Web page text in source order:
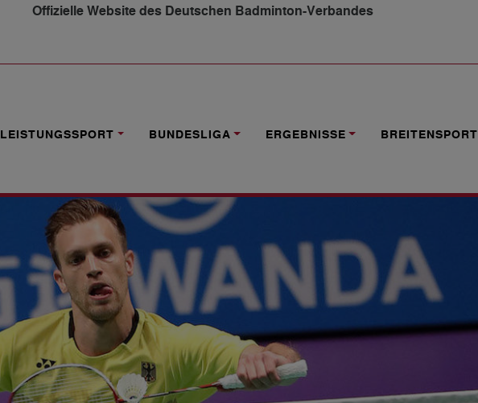
Offizielle Website des Deutschen Badminton-Verbandes
LEISTUNGSSPORT BUNDESLIGA ERGEBNISSE BREITENSPORT